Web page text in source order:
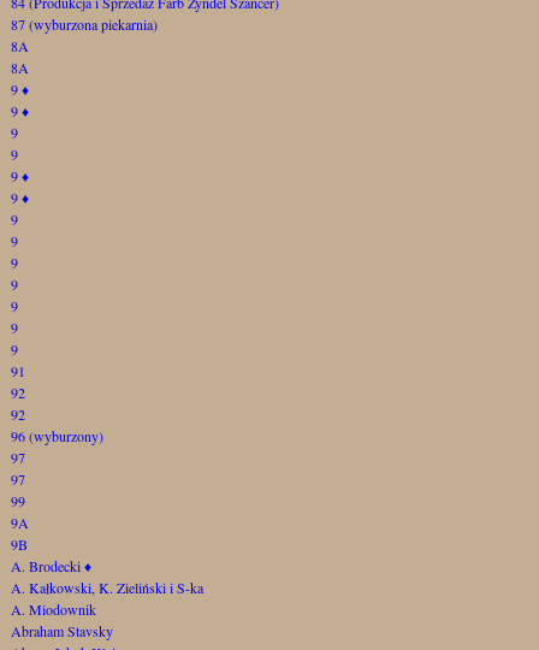
87 (wyburzona piekarnia)
8A
8A
9♦
9♦
9
9
9♦
9♦
9
9
9
9
9
9
9
91
92
92
96 (wyburzony)
97
97
99
9A
9B
A. Brodecki♦
A. Kałkowski, K. Zieliński i S-ka
A. Miodownik
Abraham Stavsky